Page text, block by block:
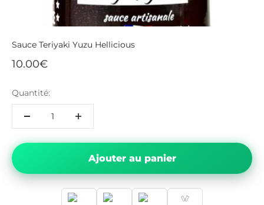
Sauce Teriyaki Yuzu Hellicious
Prix de vente
10.00€
Quantité:
Ajouter au panier